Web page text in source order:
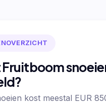
kost meestal EUR